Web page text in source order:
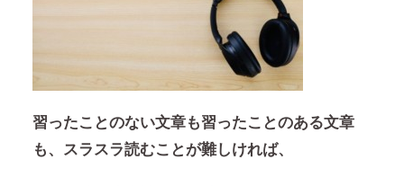
習ったことのない文章も習ったことのある文章
も、スラスラ読むことが難しければ、